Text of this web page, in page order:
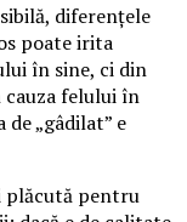
diferențele
poate irita
în sine, ci din
cauza felului în
„gâdilat” e
plăcută pentru